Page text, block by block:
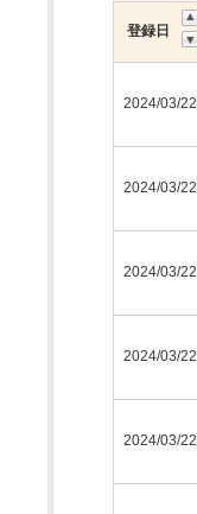
登録日
2024/03/22
2024/03/22
2024/03/22
2024/03/22
2024/03/22